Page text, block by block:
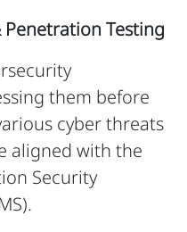
Testing
them before
cyber threats
aligned with the
Security